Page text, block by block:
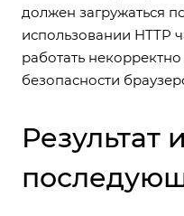
должен загружаться
использовании HTTP
работать
безопасности
Результат и